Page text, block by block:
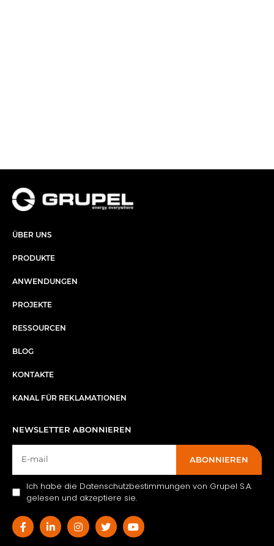
ÜBER UNS​
PRODUKTE
ANWENDUNGEN
PROJEKTE
RESSOURCEN
BLOG
KONTAKTE
KANAL FÜR REKLAMATIONEN
NEWSLETTER ABONNIEREN
ABONNIEREN
Ich habe die Datenschutzbestimmungen von Grupel S.A.
gelesen und akzeptiere sie.